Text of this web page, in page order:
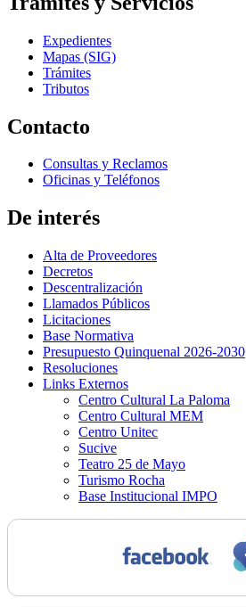
Expedientes
Mapas (SIG)
Trámites
Tributos
Contacto
Consultas y Reclamos
Oficinas y Teléfonos
De interés
Alta de Proveedores
Decretos
Descentralización
Llamados Públicos
Licitaciones
Base Normativa
Presupuesto Quinquenal 2026-2030
Resoluciones
Links Externos
Centro Cultural La Paloma
Centro Cultural MEM
Centro Unitec
Sucive
Teatro 25 de Mayo
Turismo Rocha
Base Institucional IMPO